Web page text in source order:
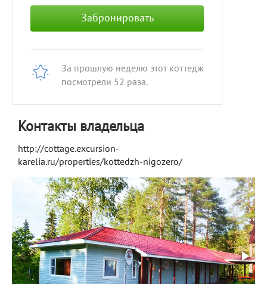
Забронировать
За прошлую неделю этот коттедж
посмотрели 52 раза.
Контакты владельца
http://cottage.excursion-
karelia.ru/properties/kottedzh-nigozero/